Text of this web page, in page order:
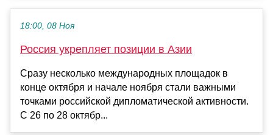
18:00, 08 Ноя
Россия укрепляет позиции в Азии
Сразу несколько международных площадок в
конце октября и начале ноября стали важными
точками российской дипломатической активности.
С 26 по 28 октябр...